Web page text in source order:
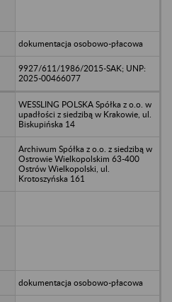
dokumentacja osobowo-płacowa
9927/611/1986/2015-SAK; UNP:
2025-00466077
WESSLING POLSKA Spółka z o.o. w
upadłości z siedzibą w Krakowie, ul.
Biskupińska 14
Archiwum Spółka z o.o. z siedzibą w
Ostrowie Wielkopolskim 63-400
Ostrów Wielkopolski, ul.
Krotoszyńska 161
dokumentacja osobowo-płacowa